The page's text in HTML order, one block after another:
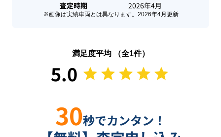
査定時期
2026年4月
※画像は実績車両とは異なります。 2026年4月 更新
満足度平均 （全1件）
5.0
30秒でカンタン！